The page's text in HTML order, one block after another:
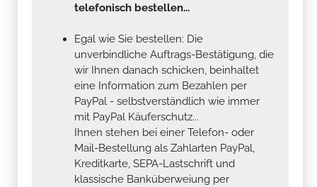
telefonisch bestellen...
Egal wie Sie bestellen: Die
unverbindliche Auftrags-Bestätigung, die
wir Ihnen danach schicken, beinhaltet
eine Information zum Bezahlen per
PayPal - selbstverständlich wie immer
mit PayPal Käuferschutz...
Ihnen stehen bei einer Telefon- oder
Mail-Bestellung als Zahlarten PayPal,
Kreditkarte, SEPA-Lastschrift und
klassische Banküberweiung per